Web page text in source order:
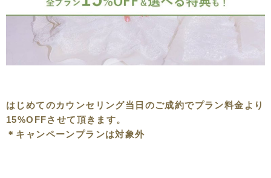
はじめてのカウンセリング当日のご成約でプラン料金より
15%OFFさせて頂きます。
＊キャンペーンプランは対象外